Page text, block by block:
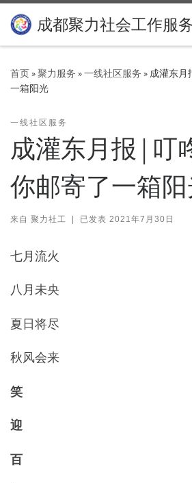
Skip to content
成都聚力社会工作服
首页»聚力服务 »一线社区服务 » 成灌东月
一箱阳光
一线社区服务
成灌东月报 | 叮
你邮寄了一箱
来自 聚力社工 | 已发表 2021年7月30日
七月流火
八月未央
夏日将尽
秋风会来
笑
迎
百